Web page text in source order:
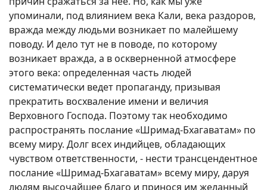
упоминали, под влиянием века Кали, века раздоров,
вражда между людьми возникает по малейшему
поводу. И дело тут не в поводе, по которому
возникает вражда, а в оскверненной атмосфере
этого века: определенная часть людей
систематически ведет пропаганду, призывая
прекратить восхваление имени и величия
Верховного Господа. Поэтому так необходимо
распространять послание «Шримад-Бхагаватам» по
всему миру. Долг всех индийцев, обладающих
чувством ответственности, - нести трансцендентное
послание «Шримад-Бхагаватам» всему миру, даруя
людям высочайшее благо и принося им желанный